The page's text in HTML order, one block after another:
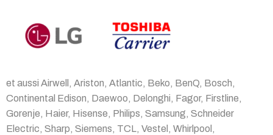
et aussi Airwell, Ariston, Atlantic, Beko, BenQ, Bosch,
Continental Edison, Daewoo, Delonghi, Fagor, Firstline,
Gorenje, Haier, Hisense, Philips, Samsung, Schneider
Electric, Sharp, Siemens, TCL, Vestel, Whirlpool,